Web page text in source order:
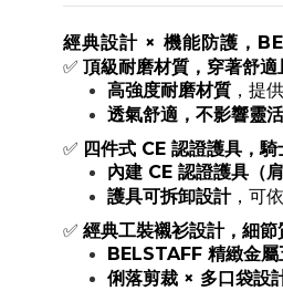
經典設計 × 機能防護，
✅ 頂級耐磨材質，穿著舒
高強度耐磨材質 ，提
透氣舒適，不影響靈
✅ 四件式 CE 認證護具，
內建 CE 認證護具（
護具可拆卸設計，可
✅ 經典工裝襯衫設計，細節
BELSTAFF 精緻金屬
俐落剪裁 × 多口袋設